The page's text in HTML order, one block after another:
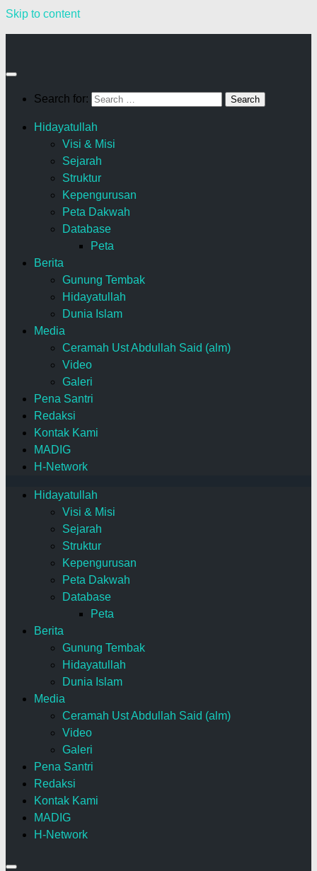
Skip to content
Search for:
Hidayatullah
Visi & Misi
Sejarah
Struktur
Kepengurusan
Peta Dakwah
Database
Peta
Berita
Gunung Tembak
Hidayatullah
Dunia Islam
Media
Ceramah Ust Abdullah Said (alm)
Video
Galeri
Pena Santri
Redaksi
Kontak Kami
MADIG
H-Network
Hidayatullah
Visi & Misi
Sejarah
Struktur
Kepengurusan
Peta Dakwah
Database
Peta
Berita
Gunung Tembak
Hidayatullah
Dunia Islam
Media
Ceramah Ust Abdullah Said (alm)
Video
Galeri
Pena Santri
Redaksi
Kontak Kami
MADIG
H-Network